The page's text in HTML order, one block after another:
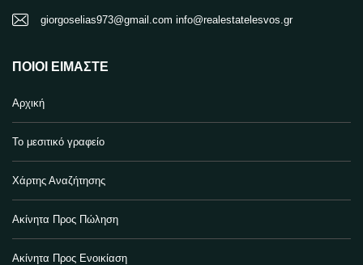
giorgoselias973@gmail.com info@realestatelesvos.gr
ΠΟΙΟΙ ΕΊΜΑΣΤΕ
Αρχική
Το μεσιτικό γραφείο
Χάρτης Αναζήτησης
Ακίνητα Προς Πώληση
Ακίνητα Προς Ενοικίαση